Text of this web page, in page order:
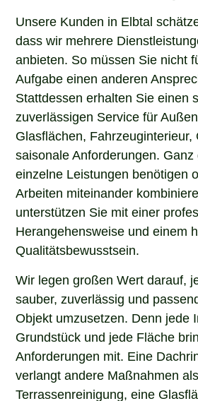
Unsere Kunden in Elbtal
dass wir mehrere
anbieten. So müssen Sie nicht
Aufgabe einen anderen
Stattdessen erhalten Sie einen
zuverlässigen Service für
Glasflächen, Fahrzeuginterieur,
saisonale Anforderungen.
einzelne Leistungen benötigen
Arbeiten miteinander
unterstützen Sie mit einer
Herangehensweise und einem
Qualitätsbewusstsein.
Wir legen großen Wert darauf,
sauber, zuverlässig und
Objekt umzusetzen. Denn jede
Grundstück und jede Fläche
Anforderungen mit. Eine
verlangt andere Maßnahmen
Terrassenreinigung, eine